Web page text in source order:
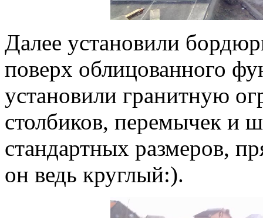
Далее установили
поверх облицованного
установили гранитную
столбиков, перемычек и
стандартных размеров,
он ведь круглый:).